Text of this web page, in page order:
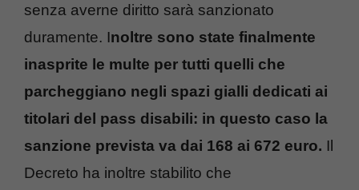
senza averne diritto sarà sanzionato
duramente. Inoltre sono state finalmente
inasprite le multe per tutti quelli che
parcheggiano negli spazi gialli dedicati ai
titolari del pass disabili: in questo caso la
sanzione prevista va dai 168 ai 672 euro. Il
Decreto ha inoltre stabilito che